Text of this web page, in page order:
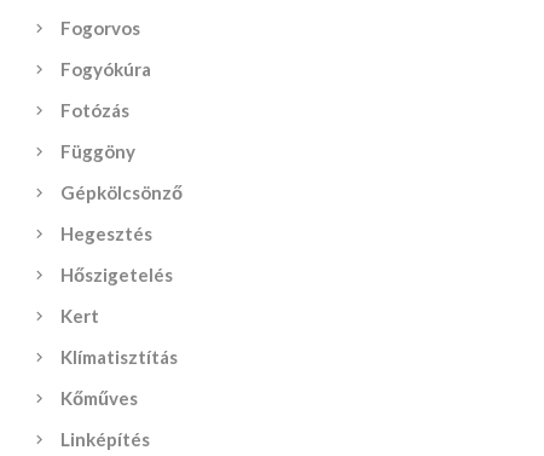
Fogorvos
Fogyókúra
Fotózás
Függöny
Gépkölcsönző
Hegesztés
Hőszigetelés
Kert
Klímatisztítás
Kőműves
Linképítés